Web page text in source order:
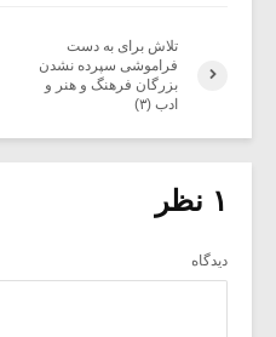
تلاش برای به دست
فراموشی سپرده نشدن
بزرگان فرهنگ و هنر و
ادب (۳)
۱ نظر
دیدگاه